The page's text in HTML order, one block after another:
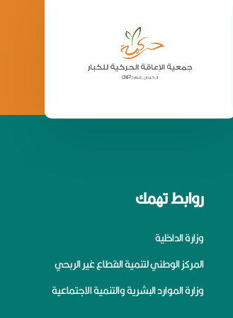
روابط تهمك
وزارة الداخلية
المركز الوطني لتنمية القطاع غير الربحي
وزارة الموارد البشرية والتنمية الاجتماعية